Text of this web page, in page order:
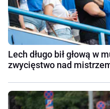
Lech długo bił głową w
zwycięstwo nad